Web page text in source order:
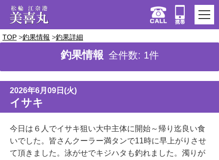
TOP 釣果情報 釣果詳細
釣果情報 全件数: 1件
2026年6月09日(火)
イサキ
今日は６人でイサキ狙い大中主体に開始～帰り迄良い食
いでした。皆さんクーラー満タンで11時に早上がりさせ
て頂きました。泳がせでキジハタも釣れました。濁りが